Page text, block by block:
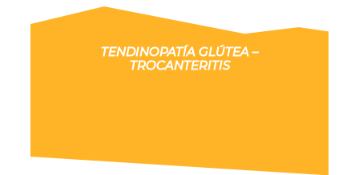
TENDINOPATÍA GLÚTEA –
TROCANTERITIS